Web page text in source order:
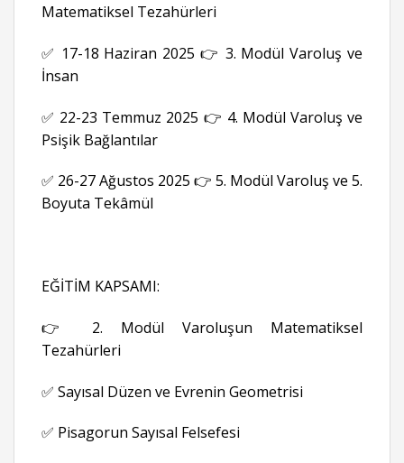
Matematiksel Tezahürleri
✅ 17-18 Haziran 2025 👉 3. Modül Varoluş ve
İnsan
✅ 22-23 Temmuz 2025 👉 4. Modül Varoluş ve
Psişik Bağlantılar
✅ 26-27 Ağustos 2025 👉 5. Modül Varoluş ve 5.
Boyuta Tekâmül
EĞİTİM KAPSAMI:
👉 2. Modül Varoluşun Matematiksel
Tezahürleri
✅ Sayısal Düzen ve Evrenin Geometrisi
✅ Pisagorun Sayısal Felsefesi